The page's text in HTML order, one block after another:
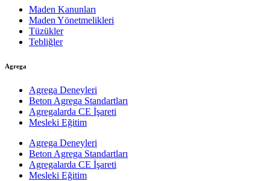
Maden Kanunları
Maden Yönetmelikleri
Tüzükler
Tebliğler
Agrega
Agrega Deneyleri
Beton Agrega Standartları
Agregalarda CE İşareti
Mesleki Eğitim
Agrega Deneyleri
Beton Agrega Standartları
Agregalarda CE İşareti
Mesleki Eğitim